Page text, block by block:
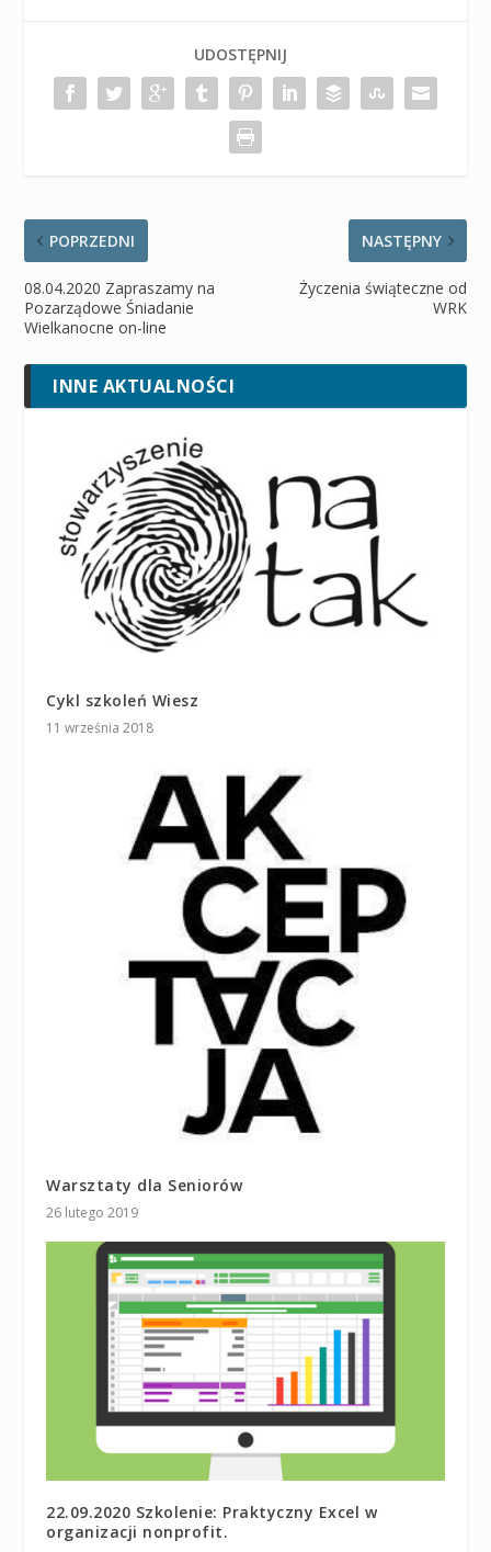
UDOSTĘPNIJ
POPRZEDNI
08.04.2020 Zapraszamy na
Pozarządowe Śniadanie
Wielkanocne on-line
NASTĘPNY
Życzenia świąteczne od
WRK
INNE AKTUALNOŚCI
Cykl szkoleń Wiesz
11 września 2018
Warsztaty dla Seniorów
26 lutego 2019
22.09.2020 Szkolenie: Praktyczny Excel w
organizacji nonprofit.